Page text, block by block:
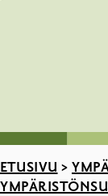
ETUSIVU >